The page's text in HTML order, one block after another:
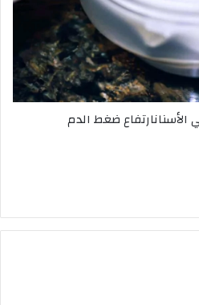
ضغط الدم